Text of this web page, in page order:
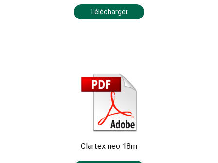
Télécharger
Clartex neo 18m